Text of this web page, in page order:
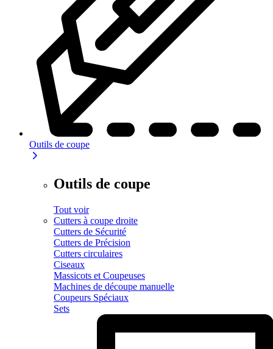
Outils de coupe
Outils de coupe
Tout voir
Cutters à coupe droite
Cutters de Sécurité
Cutters de Précision
Cutters circulaires
Ciseaux
Massicots et Coupeuses
Machines de découpe manuelle
Coupeurs Spéciaux
Sets